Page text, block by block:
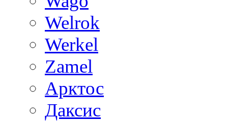
Welrok
Werkel
Zamel
Арктос
Даксис